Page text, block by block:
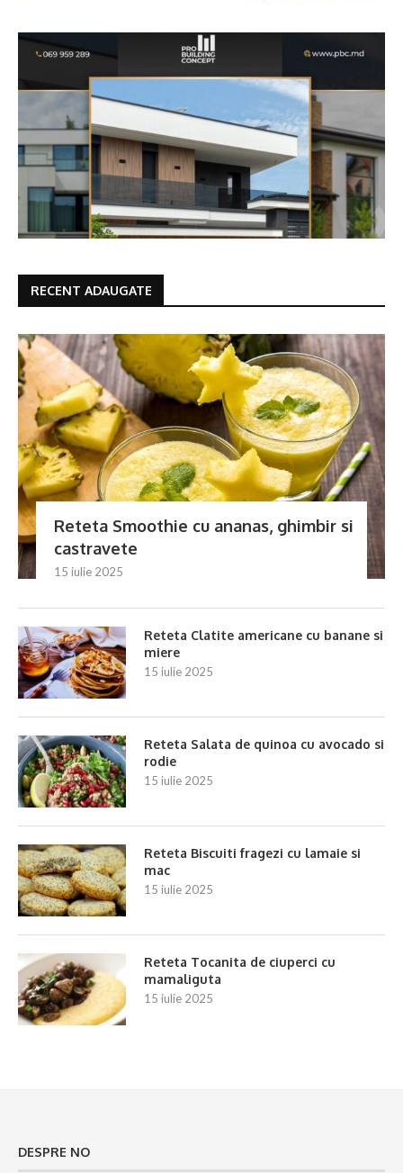
RECENT ADAUGATE
Reteta Smoothie cu ananas, ghimbir si
castravete
15 iulie 2025
Reteta Clatite americane cu banane si
miere
15 iulie 2025
Reteta Salata de quinoa cu avocado si
rodie
15 iulie 2025
Reteta Biscuiti fragezi cu lamaie si
mac
15 iulie 2025
Reteta Tocanita de ciuperci cu
mamaliguta
15 iulie 2025
DESPRE NO